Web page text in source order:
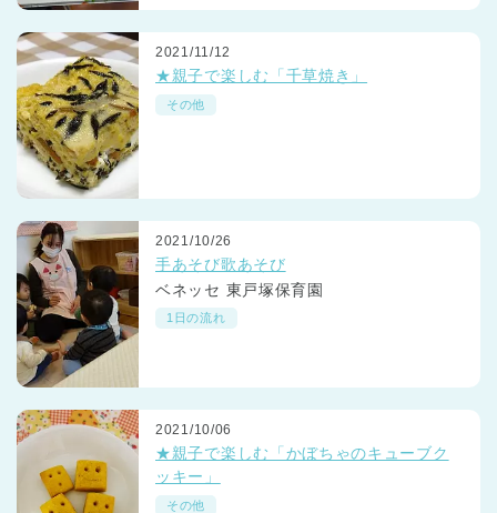
2021/11/12
★親子で楽しむ「千草焼き」
その他
2021/10/26
手あそび歌あそび
ベネッセ 東戸塚保育園
1日の流れ
2021/10/06
★親子で楽しむ「かぼちゃのキューブク
ッキー」
その他